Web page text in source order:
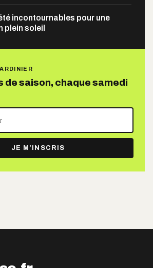
incontournables pour une
plein soleil
de saison, chaque samedi
JE M’INSCRIS